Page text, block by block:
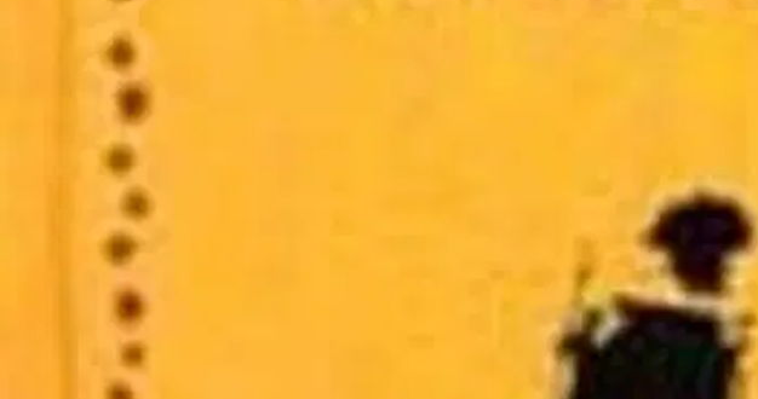
Ilmainen toimitus yli 100 €:n tilauksille Postin
Etu ei koske Suuri‑lisäpalvelulla toimitettavia tuotteita.
Tarkista myymäläsaatavuus
Ei saatavilla